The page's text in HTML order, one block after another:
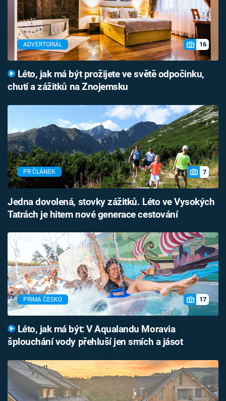
ADVERTORIÁL 16
Léto, jak má být prožijete ve světě odpočinku,
chutí a zážitků na Znojemsku
PR ČLÁNEK 7
Jedna dovolená, stovky zážitků. Léto ve Vysokých
Tatrách je hitem nové generace cestování
PRIMA ČESKO 17
Léto, jak má být: V Aqualandu Moravia
šplouchání vody přehluší jen smích a jásot